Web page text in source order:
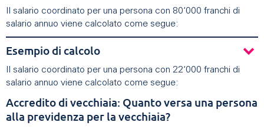
Il salario coordinato per una persona con 80‘000 franchi di
salario annuo viene calcolato come segue:
Esempio di calcolo
Il salario coordinato per una persona con 22‘000 franchi di
salario annuo viene calcolato come segue:
Accredito di vecchiaia: Quanto versa una persona
alla previdenza per la vecchiaia?